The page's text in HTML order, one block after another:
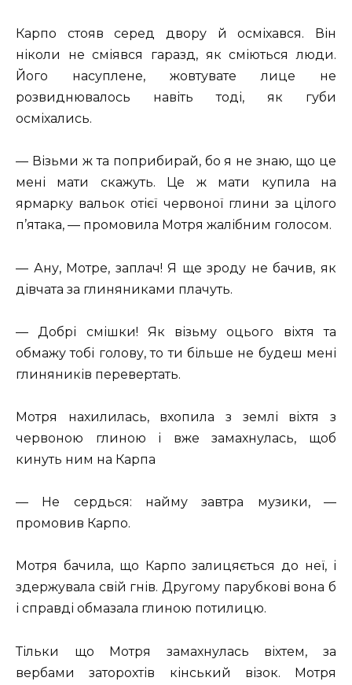
Карпо стояв серед двору й осміхався. Він
ніколи не сміявся гаразд, як сміються люди.
Його насуплене, жовтувате лице не
розвиднювалось навіть тоді, як губи
осміхались.
— Візьми ж та поприбирай, бо я не знаю, що це
мені мати скажуть. Це ж мати купила на
ярмарку вальок отієї червоної глини за цілого
п’ятака, — промовила Мотря жалібним голосом.
— Ану, Мотре, заплач! Я ще зроду не бачив, як
дівчата за глиняниками плачуть.
— Добрі смішки! Як візьму оцього віхтя та
обмажу тобі голову, то ти більше не будеш мені
глиняників перевертать.
Мотря нахилилась, вхопила з землі віхтя з
червоною глиною і вже замахнулась, щоб
кинуть ним на Карпа
— Не сердься: найму завтра музики, —
промовив Карпо.
Мотря бачила, що Карпо залицяється до неї, і
здержувала свій гнів. Другому парубкові вона б
і справді обмазала глиною потилицю.
Тільки що Мотря замахнулась віхтем, за
вербами заторохтів кінський візок. Мотря